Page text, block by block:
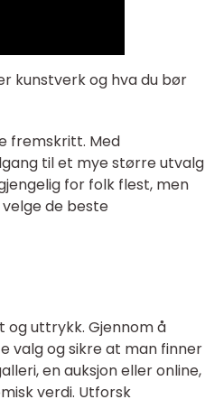
kunstverk og hva du bør
fremskritt. Med
til et mye større utvalg
for folk flest, men
de beste
og uttrykk. Gjennom å
valg og sikre at man finner
en auksjon eller online,
verdi. Utforsk